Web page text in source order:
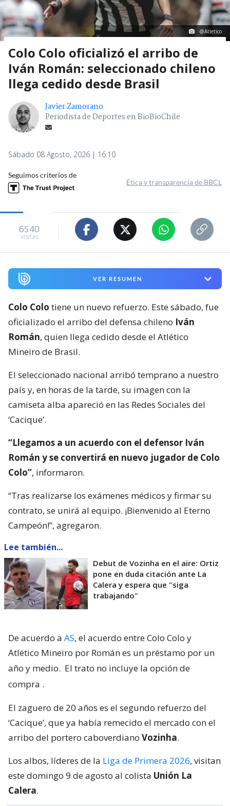
@Atletico
Colo Colo oficializó el arribo de
Iván Román: seleccionado chileno
llega cedido desde Brasil
Javier Zamorano
Periodista de Deportes en BioBioChile
Sábado 08 Agosto, 2026 | 16:10
Seguimos criterios de
Ética y transparencia de BBCL
6540
visitas
VER RESUMEN
Colo Colo tiene un nuevo refuerzo. Este sábado, fue
oficializado el arribo del defensa chileno Iván
Román, quien llega cedido desde el Atlético
Mineiro de Brasil.
El seleccionado nacional arribó temprano a nuestro
país y, en horas de la tarde, su imagen con la
camiseta alba apareció en las Redes Sociales del
‘Cacique’.
“Llegamos a un acuerdo con el defensor Iván
Román y se convertirá en nuevo jugador de Colo
Colo”, informaron.
“Tras realizarse los exámenes médicos y firmar su
contrato, se unirá al equipo. ¡Bienvenido al Eterno
Campeón!”, agregaron.
Lee también...
Debut de Vozinha en el aire: Ortiz
pone en duda citación ante La
Calera y espera que "siga
trabajando"
De acuerdo a AS, el acuerdo entre Colo Colo y
Atlético Mineiro por Román es un préstamo por un
año y medio. El trato no incluye la opción de
compra .
El zaguero de 20 años es el segundo refuerzo del
‘Cacique’, que ya había remecido el mercado con el
arribo del portero caboverdiano Vozinha.
Los albos, líderes de la Liga de Primera 2026, visitan
este domingo 9 de agosto al colista Unión La
Calera.